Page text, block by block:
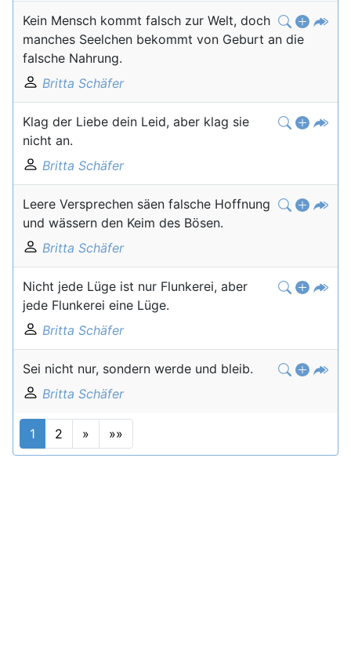
Kein Mensch kommt falsch zur Welt, doch
manches Seelchen bekommt von Geburt an die
falsche Nahrung.
Britta Schäfer
Klag der Liebe dein Leid, aber klag sie
nicht an.
Britta Schäfer
Leere Versprechen säen falsche Hoffnung
und wässern den Keim des Bösen.
Britta Schäfer
Nicht jede Lüge ist nur Flunkerei, aber
jede Flunkerei eine Lüge.
Britta Schäfer
Sei nicht nur, sondern werde und bleib.
Britta Schäfer
1 2 » »»